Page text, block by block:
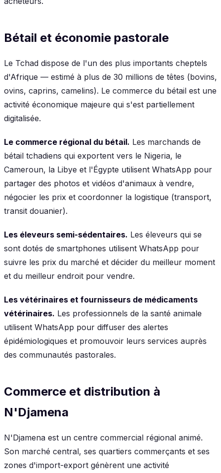
Bétail et économie pastorale
Le Tchad dispose de l'un des plus importants cheptels
d'Afrique — estimé à plus de 30 millions de têtes (bovins,
ovins, caprins, camelins). Le commerce du bétail est une
activité économique majeure qui s'est partiellement
digitalisée.
Le commerce régional du bétail. Les marchands de
bétail tchadiens qui exportent vers le Nigeria, le
Cameroun, la Libye et l'Égypte utilisent WhatsApp pour
partager des photos et vidéos d'animaux à vendre,
négocier les prix et coordonner la logistique (transport,
transit douanier).
Les éleveurs semi-sédentaires. Les éleveurs qui se
sont dotés de smartphones utilisent WhatsApp pour
suivre les prix du marché et décider du meilleur moment
et du meilleur endroit pour vendre.
Les vétérinaires et fournisseurs de médicaments
vétérinaires. Les professionnels de la santé animale
utilisent WhatsApp pour diffuser des alertes
épidémiologiques et promouvoir leurs services auprès
des communautés pastorales.
Commerce et distribution à
N'Djamena
N'Djamena est un centre commercial régional animé.
Son marché central, ses quartiers commerçants et ses
zones d'import-export génèrent une activité